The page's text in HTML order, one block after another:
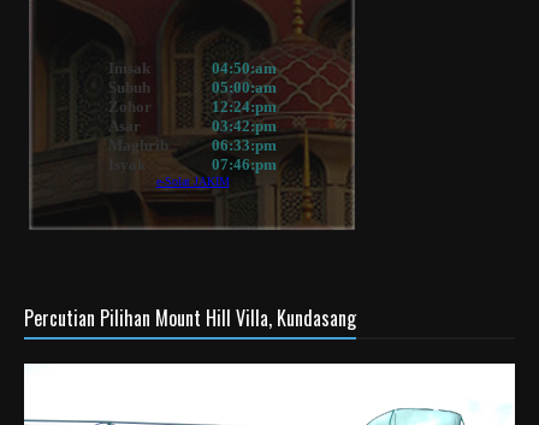
Percutian Pilihan Mount Hill Villa, Kundasang